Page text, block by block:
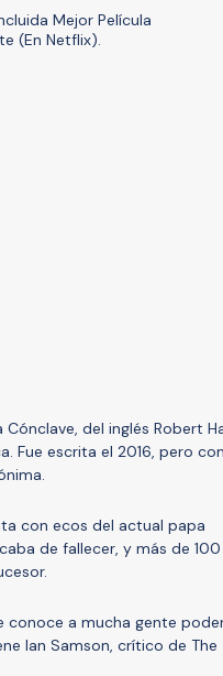
Mejor Película
(En Netflix).
del inglés Robert
Fue escrita el 2016, pero
con ecos del actual papa
de fallecer, y más de 100
conoce a mucha gente
Ian Samson, crítico de The